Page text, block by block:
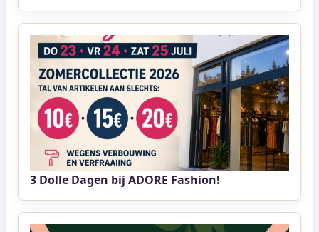
3 Dolle Dagen bij ADORE Fashion!